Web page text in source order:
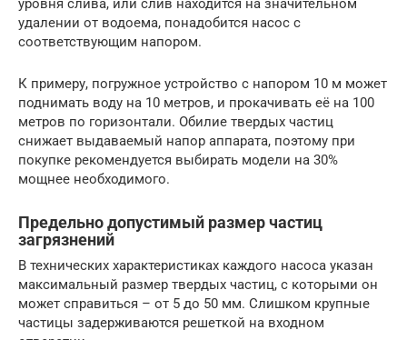
уровня слива, или слив находится на значительном
удалении от водоема, понадобится насос с
соответствующим напором.
К примеру, погружное устройство с напором 10 м может
поднимать воду на 10 метров, и прокачивать её на 100
метров по горизонтали. Обилие твердых частиц
снижает выдаваемый напор аппарата, поэтому при
покупке рекомендуется выбирать модели на 30%
мощнее необходимого.
Предельно допустимый размер частиц
загрязнений
В технических характеристиках каждого насоса указан
максимальный размер твердых частиц, с которыми он
может справиться – от 5 до 50 мм. Слишком крупные
частицы задерживаются решеткой на входном